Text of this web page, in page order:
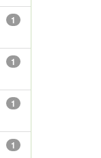
1
1
1
1